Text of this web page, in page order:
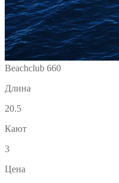
Beachclub 660
Длина
20.5
Кают
3
Цена